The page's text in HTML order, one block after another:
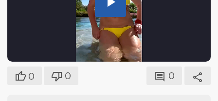
Play
Video
0 0 0